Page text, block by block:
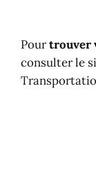
Pourtrouver
consulter le